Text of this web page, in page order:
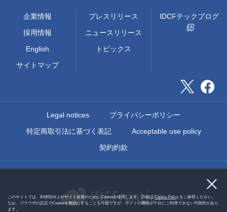
このサイトでは、利便性向上やサイト改善のためにCookieを使用します。詳細は Cookie Policy をご参照ください。
なお、ブラウザの設定でCookieを無効にすることも可能ですが、サイトの機能が十分にご利用できない可能性があり
ます。
企業情報
採用情報
English
サイトマップ
プレスリリース
ニュースリリース
トピックス
IDCFテックブログ
Legal notices
プライバシーポリシー
特定商取引法に基づく表記
Acceptable use policy
契約約款